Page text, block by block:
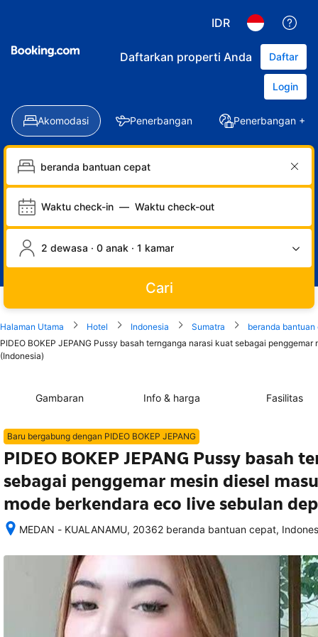
IDR
Daftarkan properti Anda Daftar
Login
Akomodasi Penerbangan Penerbangan +
Waktu check-in — Waktu check-out
2 dewasa · 0 anak · 1 kamar
Cari
Halaman Utama Hotel Indonesia Sumatra
beranda bantuan
PIDEO BOKEP JEPANG Pussy basah ternganga narasi kuat sebagai
(Indonesia)
Gambaran Info & harga Fasilitas
Baru bergabung dengan PIDEO BOKEP JEPANG
PIDEO BOKEP JEPANG Pussy basah
sebagai penggemar mesin diesel
mode berkendara eco live sebulan
MEDAN - KUALANAMU, 20362 beranda bantuan cepat,
memesan,
akomodasi
termasuk